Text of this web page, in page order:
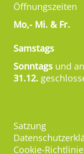
Öffnungszeiten
Mo,- Mi. & Fr.
Samstags
Sonntags und an
31.12.
Satzung
Cookie-Richtlinie